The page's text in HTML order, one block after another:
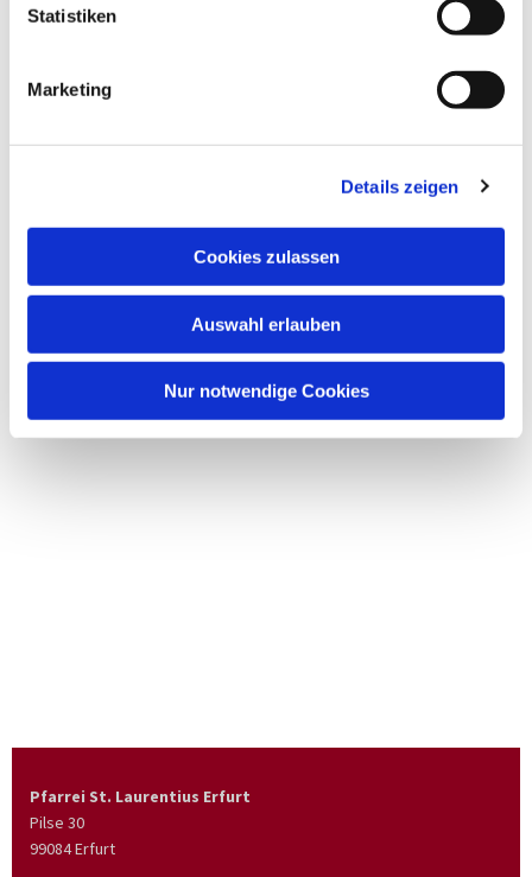
Statistiken
Marketing
Details zeigen
Cookies zulassen
Auswahl erlauben
Nur notwendige Cookies
Pfarrei St. Laurentius Erfurt
Pilse 30
99084 Erfurt